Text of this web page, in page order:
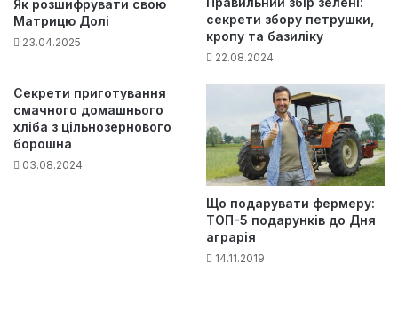
Як розшифрувати свою
Матрицю Долі
23.04.2025
секрети збору петрушки,
кропу та базиліку
22.08.2024
Секрети приготування
смачного домашнього
хліба з цільнозернового
борошна
03.08.2024
Що подарувати фермеру:
ТОП-5 подарунків до Дня
аграрія
14.11.2019